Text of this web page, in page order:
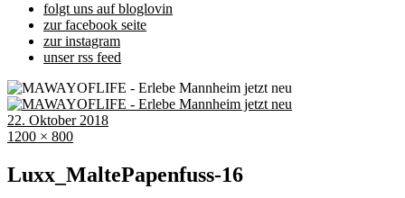
folgt uns auf bloglovin
zur facebook seite
zur instagram
unser rss feed
22. Oktober 2018
1200 × 800
Luxx_MaltePapenfuss-16